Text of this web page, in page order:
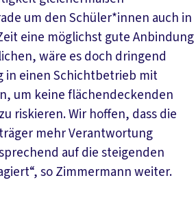
um den Schüler*innen auch in
eine möglichst gute Anbindung
wäre es doch dringend
in einen Schichtbetrieb mit
um keine flächendeckenden
riskieren. Wir hoffen, dass die
mehr Verantwortung
auf die steigenden
so Zimmermann weiter.